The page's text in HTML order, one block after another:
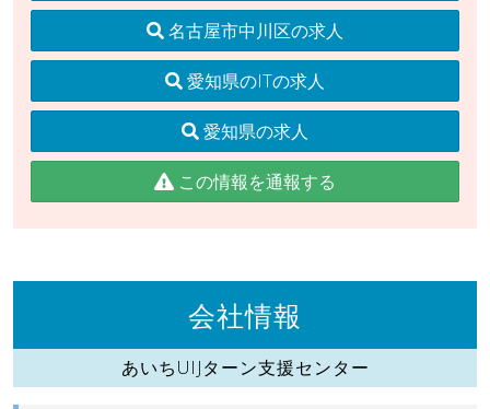
名古屋市中川区の求人
愛知県のITの求人
愛知県の求人
この情報を通報する
会社情報
あいちUIJターン支援センター